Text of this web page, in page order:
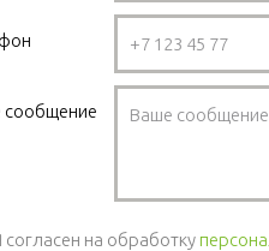
согласен на обработку